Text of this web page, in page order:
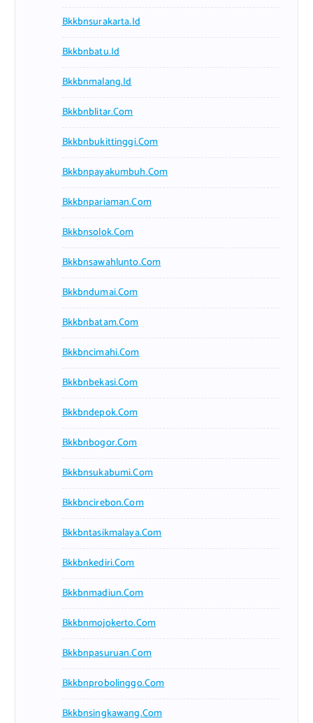
Bkkbnsurakarta.id
Bkkbnbatu.id
Bkkbnmalang.id
Bkkbnblitar.com
Bkkbnbukittinggi.com
Bkkbnpayakumbuh.com
Bkkbnpariaman.com
Bkkbnsolok.com
Bkkbnsawahlunto.com
Bkkbndumai.com
Bkkbnbatam.com
Bkkbncimahi.com
Bkkbnbekasi.com
Bkkbndepok.com
Bkkbnbogor.com
Bkkbnsukabumi.com
Bkkbncirebon.com
Bkkbntasikmalaya.com
Bkkbnkediri.com
Bkkbnmadiun.com
Bkkbnmojokerto.com
Bkkbnpasuruan.com
Bkkbnprobolinggo.com
Bkkbnsingkawang.com